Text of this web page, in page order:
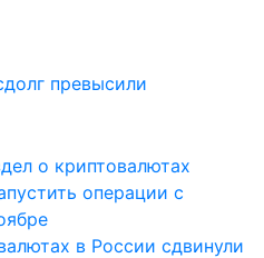
превысили
операции с
в России сдвинули